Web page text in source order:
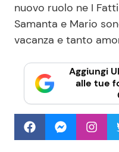
nuovo ruolo ne I
Samanta e Mario
vacanza e tanto
Aggiungi
alle tue